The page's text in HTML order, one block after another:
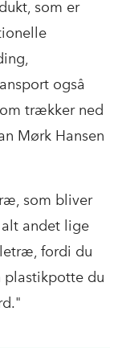
som er
også
trækker ned
Mørk Hansen
som bliver
andet lige
fordi du
plastikpotte du